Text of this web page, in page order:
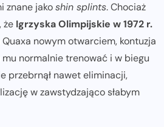
znane jakoshin splints. Chociaż
że Igrzyska Olimpijskie w 1972 r.
nowym otwarciem, kontuzja
mu normalnie trenować i w biegu
przebrnął nawet eliminacji,
w zawstydzająco słabym